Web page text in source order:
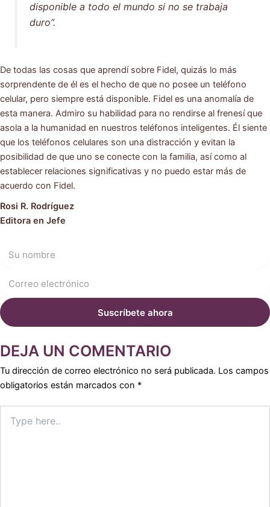
disponible a todo el mundo si no se trabaja
duro”.
De todas las cosas que aprendí sobre Fidel, quizás lo más
sorprendente de él es el hecho de que no posee un teléfono
celular, pero siempre está disponible. Fidel es una anomalía de
esta manera. Admiro su habilidad para no rendirse al frenesí que
asola a la humanidad en nuestros teléfonos inteligentes. Él siente
que los teléfonos celulares son una distracción y evitan la
posibilidad de que uno se conecte con la familia, así como al
establecer relaciones significativas y no puedo estar más de
acuerdo con Fidel.
Rosi R. Rodríguez
Editora en Jefe
DEJA UN COMENTARIO
Tu dirección de correo electrónico no será publicada. Los campos
obligatorios están marcados con *
here..